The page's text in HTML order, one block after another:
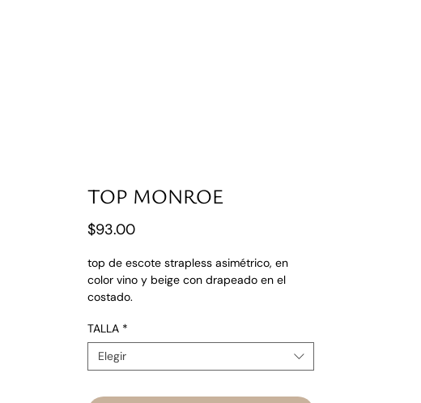
TOP MONROE
$93.00Precio
top de escote strapless asimétrico, en
color vino y beige con drapeado en el
costado.
TALLA *
Elegir